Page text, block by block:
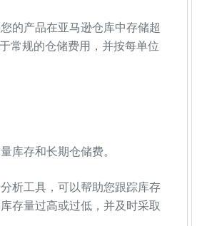
的产品在亚马逊仓库中存储超
常规的仓储费用，并按每单位
库存和长期仓储费。
析工具，可以帮助您跟踪库存
存量过高或过低，并及时采取